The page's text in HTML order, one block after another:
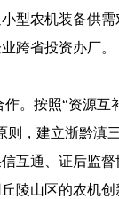
型农机装备供
跨省投资办厂。
作。按照“资源互
则，建立浙黔滇
互通、证后监
陵山区的农机